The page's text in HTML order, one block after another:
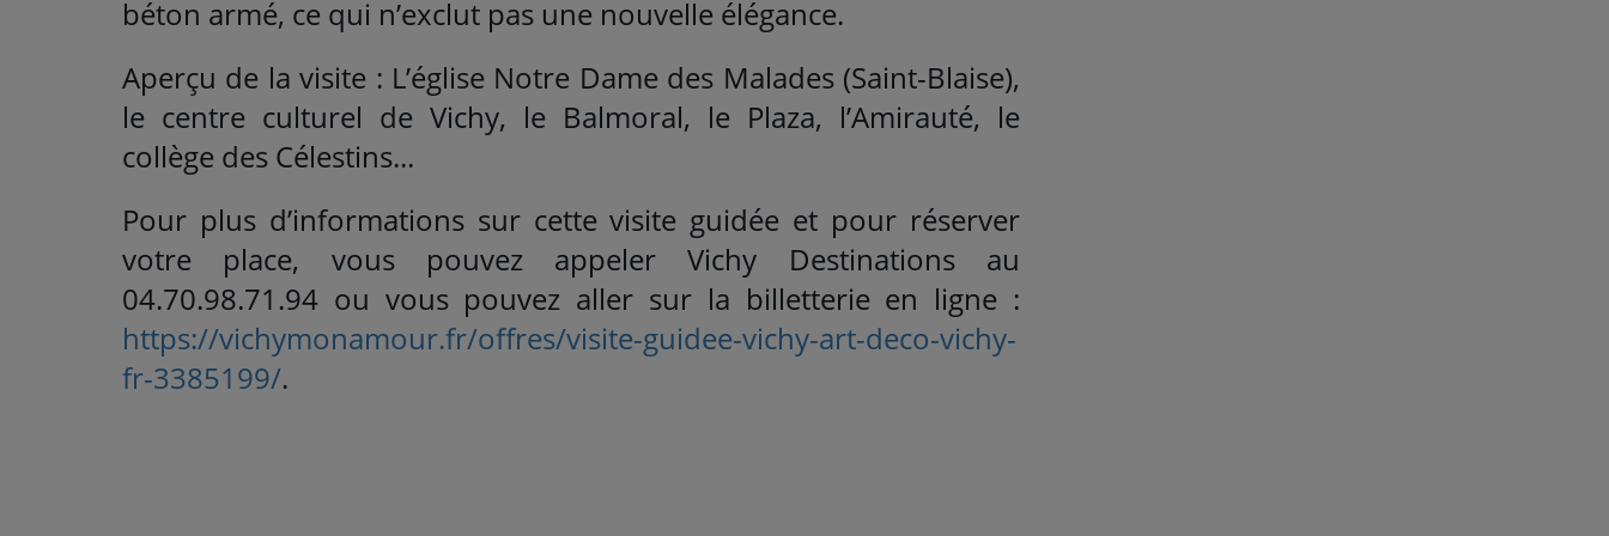
béton armé, ce qui n’exclut pas une nouvelle élégance.
Aperçu de la visite : L’église Notre Dame des Malades (Saint-Blaise),
le centre culturel de Vichy, le Balmoral, le Plaza, l’Amirauté, le
collège des Célestins...
Pour plus d’informations sur cette visite guidée et pour réserver
votre place, vous pouvez appeler Vichy Destinations au
04.70.98.71.94 ou vous pouvez aller sur la billetterie en ligne :
https://vichymonamour.fr/offres/visite-guidee-vichy-art-deco-vichy-
fr-3385199/.